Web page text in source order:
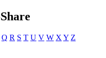
Q R S T U V W X Y Z